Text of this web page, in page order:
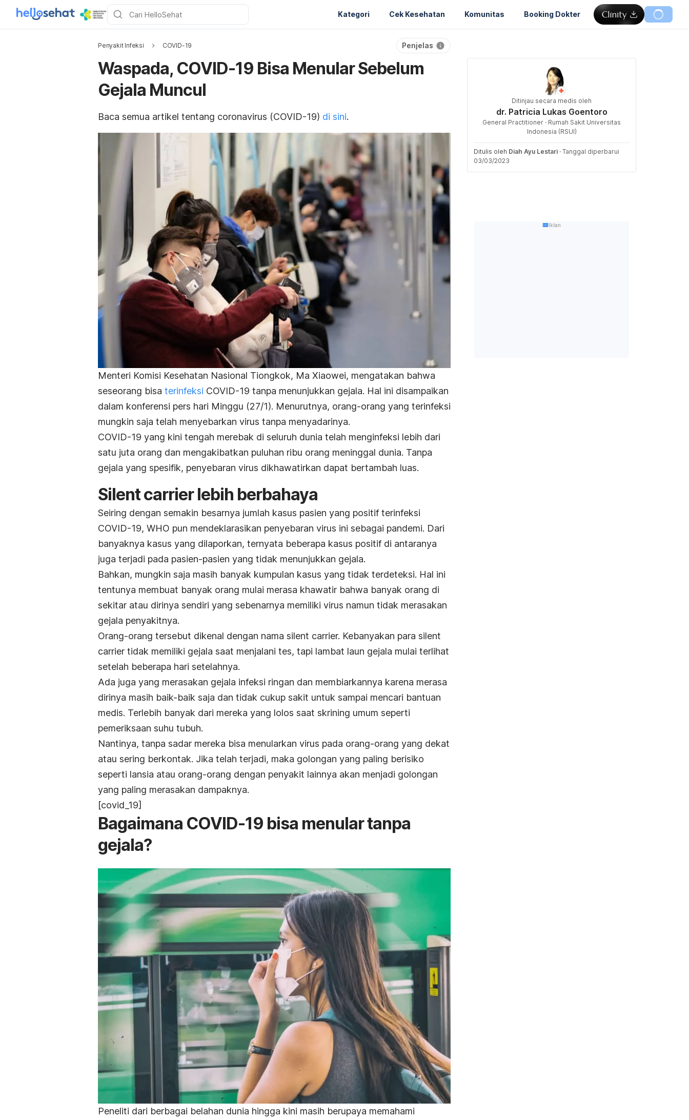
Kategori Cek Kesehatan Komunitas Booking Dokter
Penyakit Infeksi COVID-19 Penjelas
Waspada, COVID-19 Bisa Menular Sebelum
Gejala Muncul
Baca semua artikel tentang coronavirus (COVID-19) di sini.
Menteri Komisi Kesehatan Nasional Tiongkok, Ma Xiaowei, mengatakan bahwa
seseorang bisa terinfeksi COVID-19 tanpa menunjukkan gejala. Hal ini disampaikan
dalam konferensi pers hari Minggu (27/1). Menurutnya, orang-orang yang terinfeksi
mungkin saja telah menyebarkan virus tanpa menyadarinya.
COVID-19 yang kini tengah merebak di seluruh dunia telah menginfeksi lebih dari
satu juta orang dan mengakibatkan puluhan ribu orang meninggal dunia. Tanpa
gejala yang spesifik, penyebaran virus dikhawatirkan dapat bertambah luas.
Silent carrierlebih berbahaya
Seiring dengan semakin besarnya jumlah kasus pasien yang positif terinfeksi
COVID-19, WHO pun mendeklarasikan penyebaran virus ini sebagai pandemi. Dari
banyaknya kasus yang dilaporkan, ternyata beberapa kasus positif di antaranya
juga terjadi pada pasien-pasien yang tidak menunjukkan gejala.
Bahkan, mungkin saja masih banyak kumpulan kasus yang tidak terdeteksi. Hal ini
tentunya membuat banyak orang mulai merasa khawatir bahwa banyak orang di
sekitar atau dirinya sendiri yang sebenarnya memiliki virus namun tidak merasakan
gejala penyakitnya.
Orang-orang tersebut dikenal dengan nama silent carrier. Kebanyakan para silent
carrier tidak memiliki gejala saat menjalani tes, tapi lambat laun gejala mulai terlihat
setelah beberapa hari setelahnya.
Ada juga yang merasakan gejala infeksi ringan dan membiarkannya karena merasa
dirinya masih baik-baik saja dan tidak cukup sakit untuk sampai mencari bantuan
medis. Terlebih banyak dari mereka yang lolos saat skrining umum seperti
pemeriksaan suhu tubuh.
Nantinya, tanpa sadar mereka bisa menularkan virus pada orang-orang yang dekat
atau sering berkontak. Jika telah terjadi, maka golongan yang paling berisiko
seperti lansia atau orang-orang dengan penyakit lainnya akan menjadi golongan
yang paling merasakan dampaknya.
[covid_19]
Bagaimana COVID-19 bisa menular tanpa
gejala?
Peneliti dari berbagai belahan dunia hingga kini masih berupaya memahami
Ditinjau secara medis oleh
dr. Patricia Lukas Goentoro
General Practitioner · Rumah Sakit Universitas
Indonesia (RSUI)
Ditulis oleh Diah Ayu Lestari · Tanggal diperbarui
03/03/2023
Iklan